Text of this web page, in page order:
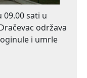
09.00 sati u
održava
i umrle